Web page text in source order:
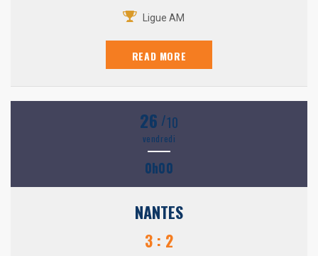
Ligue AM
READ MORE
26 /10
vendredi
0h00
NANTES
3 : 2